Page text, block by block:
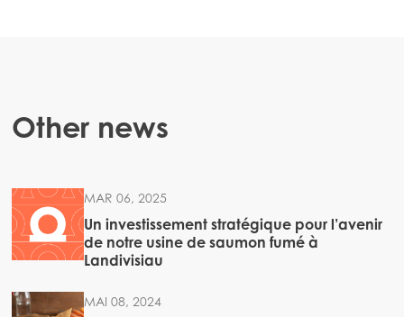
Other news
MAR 06, 2025
Un investissement stratégique pour l’avenir
de notre usine de saumon fumé à
Landivisiau
MAI 08, 2024